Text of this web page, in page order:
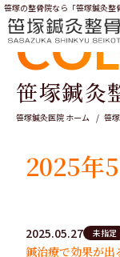
笹塚の整骨院なら「笹塚鍼灸整
笹塚鍼灸
笹塚鍼灸医院 ホーム 笹
2025年
2025.05.27 未指定
鍼治療で効果が出